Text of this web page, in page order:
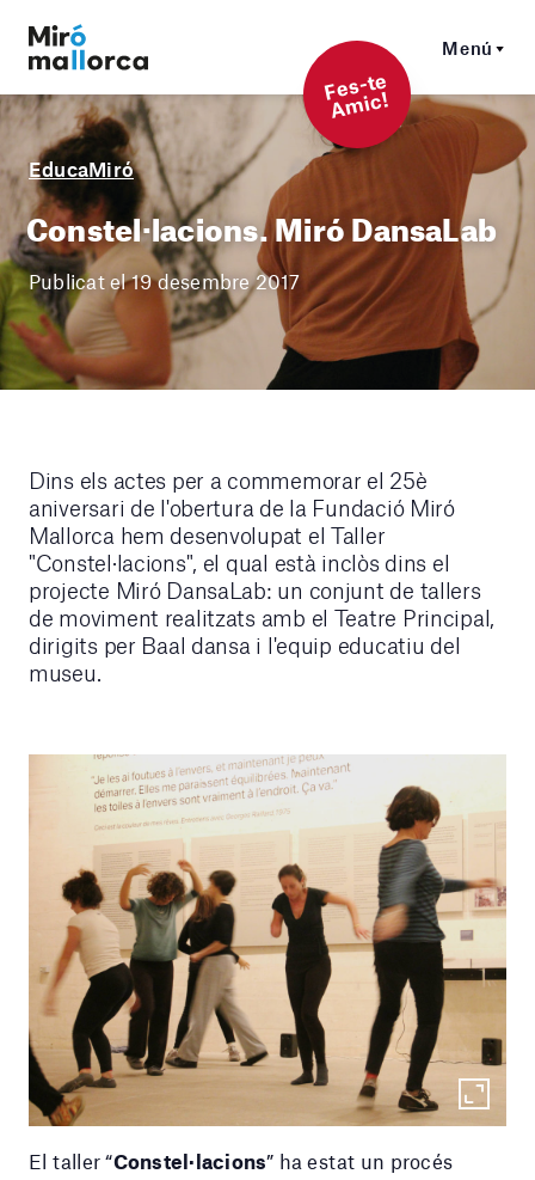
Menú
F
es-t
e
A
mi
c!
EducaMiró
Constel·lacions. Miró DansaLab
Publicat el 19 desembre 2017
Dins els actes per a commemorar el 25è
aniversari de l'obertura de la Fundació Miró
Mallorca hem desenvolupat el Taller
"Constel·lacions", el qual està inclòs dins el
projecte Miró DansaLab: un conjunt de tallers
de moviment realitzats amb el Teatre Principal,
dirigits per Baal dansa i l'equip educatiu del
museu.
El taller “Constel·lacions” ha estat un procés